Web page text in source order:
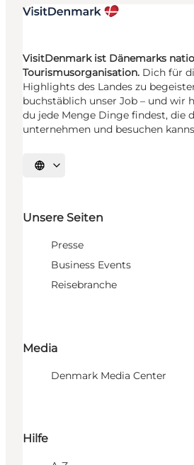
VisitDenmark ist Dänemarks
Tourismusorganisation. Dich für
Highlights des Landes zu
buchstäblich unser Job – und wir
du jede Menge Dinge findest, die
unternehmen und besuchen
Sprache auswählen
Unsere Seiten
Presse
Business Events
Reisebranche
Media
Denmark Media Center
Hilfe